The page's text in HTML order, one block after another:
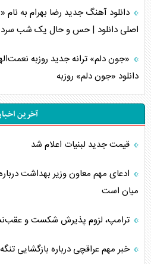
دانلود آهنگ جدید رضا بهرام به
اصلی دانلود | حس و حال یک شب سرد
«جون دلم» ترانه جدید روزبه
دانلود «جون دلم» روزبه
آخرین
قیمت جدید لبنیات اعلام شد
ادعای مهم معاون وزیر بهداشت
میان است
ترامپ، لزوم پذیرش شکست و
خبر مهم عراقچی درباره بازگشایی